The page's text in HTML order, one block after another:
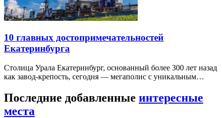
10 главных достопримечательностей
Екатеринбурга
Столица Урала Екатеринбург, основанный более 300 лет назад
как завод-крепость, сегодня — мегаполис с уникальным…
Последние добавленные интересные
места